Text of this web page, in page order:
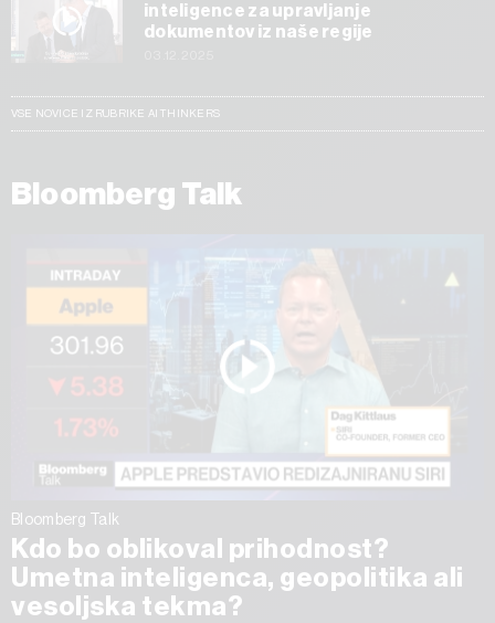
inteligence za upravljanje
dokumentov iz naše regije
VSE NOVICE IZ RUBRIKE AI THINKERS
Bloomberg Talk
Bloomberg Talk
Kdo bo oblikoval prihodnost?
Umetna inteligenca, geopolitika ali
vesoljska tekma?